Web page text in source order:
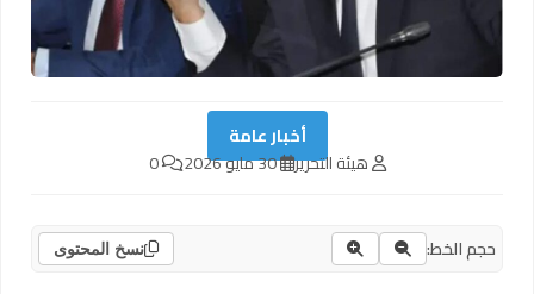
أخبار عامة
هيئة التحرير 30 مايو 2026 0
حجم الخط: نسخ المحتوى